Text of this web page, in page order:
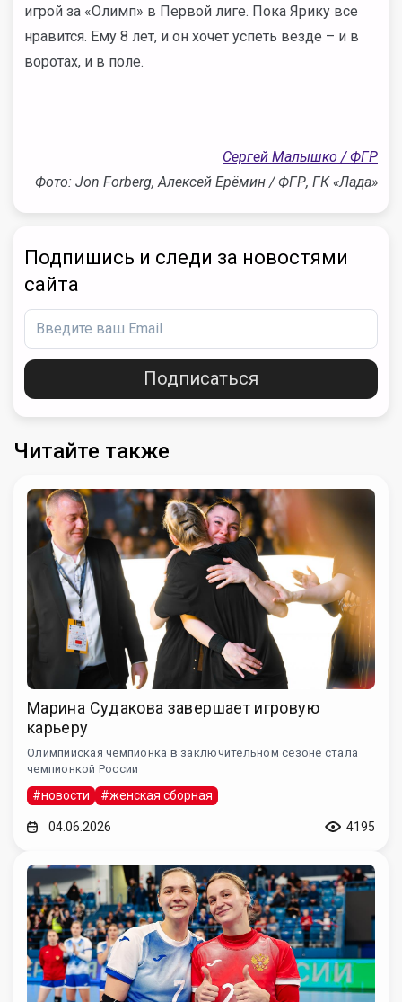
игрой за «Олимп» в Первой лиге. Пока Ярику все
нравится. Ему 8 лет, и он хочет успеть везде – и в
воротах, и в поле.
Сергей Малышко / ФГР
Фото: Jon Forberg, Алексей Ерёмин / ФГР, ГК «Лада»
Подпишись и следи за новостями
сайта
Подписаться
Читайте также
Марина Судакова завершает игровую
карьеру
Олимпийская чемпионка в заключительном сезоне стала
чемпионкой России
#новости #женская сборная
04.06.2026 4195